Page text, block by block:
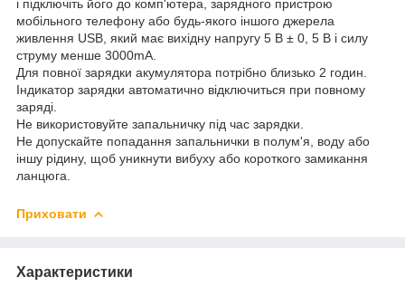
і підключіть його до комп'ютера, зарядного пристрою
мобільного телефону або будь-якого іншого джерела
живлення USB, який має вихідну напругу 5 В ± 0, 5 В і силу
струму менше 3000mA.
Для повної зарядки акумулятора потрібно близько 2 годин.
Індикатор зарядки автоматично відключиться при повному
заряді.
Не використовуйте запальничку під час зарядки.
Не допускайте попадання запальнички в полум'я, воду або
іншу рідину, щоб уникнути вибуху або короткого замикання
ланцюга.
Приховати
Характеристики